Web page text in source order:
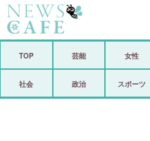
TOP 芸能 女性
社会 政治 スポーツ